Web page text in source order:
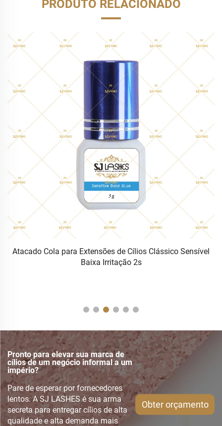
PRODUTO RELACIONADO
Atacado Cola para Extensões de Cílios Clássico Sensível
Baixa Irritação 2s
Pronto para elevar sua marca de
cílios de um negócio informal a um
império?
Pare de esperar por fornecedores
lentos. A SJ LASHES é sua arma
secreta para entregar cílios de alta
qualidade e alta demanda mais
Obter orçamento